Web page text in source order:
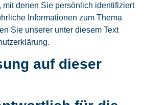
mit denen Sie persönlich identifiziert
Informationen zum Thema
Sie unserer unter diesem Text
auf dieser